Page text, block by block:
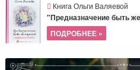
Книга Ольги Валяевой
"Предназначение быть
ПОДРОБНЕЕ »